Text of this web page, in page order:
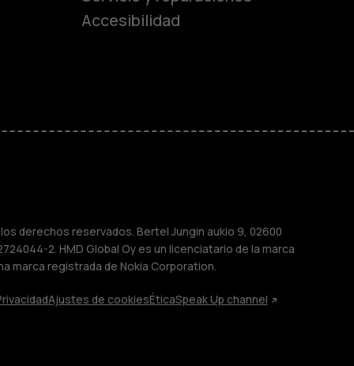
Accesibilidad
derechos reservados. Bertel Jungin aukio 9, 02600
2. HMD Global Oy es un licenciatario de la marca
marca registrada de Nokia Corporation.
Ajustes de cookiesÉticaSpeak Up channel